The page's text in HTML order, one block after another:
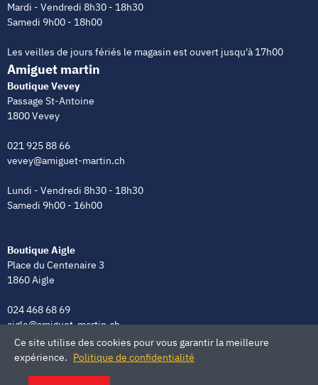
Mardi - Vendredi 8h30 - 18h30
Samedi 9h00 - 18h00
Les veilles de jours fériés le magasin est ouvert jusqu'à 17h00
Amiguet martin
Boutique Vevey
Passage St-Antoine
1800 Vevey
021 925 88 66
vevey@amiguet-martin.ch
Lundi - Vendredi 8h30 - 18h30
Samedi 9h00 - 16h00
Boutique Aigle
Place du Centenaire 3
1860 Aigle
024 468 68 69
aigle@amiguet-martin.ch
Lundi - Vendredi 8h00 - 12h00 | 13h30 - 18h30
Ce site utilise des cookies pour vous garantir la meilleure
expérience. Politique de confidentialité